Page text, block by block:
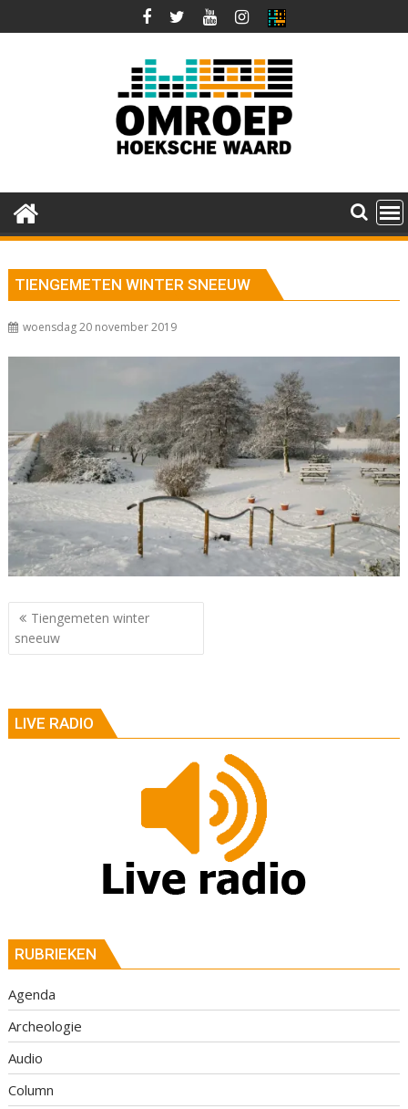
naar
TIENGEMETEN WINTER SNEEUW
woensdag 20 november 2019
Berichtnavigatie
Tiengemeten winter
sneeuw
LIVE RADIO
RUBRIEKEN
Agenda
Archeologie
Audio
Column